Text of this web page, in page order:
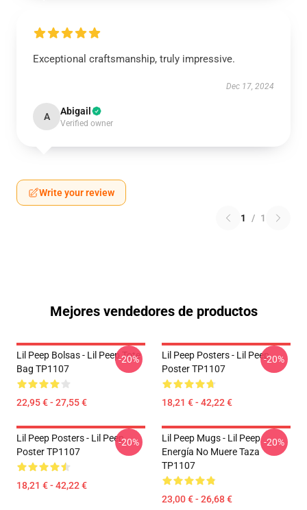
Exceptional craftsmanship, truly impressive.
Dec 17, 2024
A Abigail
Verified owner
Write your review
1 / 1
Mejores vendedores de productos
Lil Peep Bolsas - Lil Peep Tote
Bag TP1107
22,95 € - 27,55 €
-20%
Lil Peep Posters - Lil Peep
Poster TP1107
18,21 € - 42,22 €
-20%
Lil Peep Posters - Lil Peep
Poster TP1107
18,21 € - 42,22 €
-20%
Lil Peep Mugs - Lil Peep
Energía No Muere Taza
TP1107
23,00 € - 26,68 €
-20%